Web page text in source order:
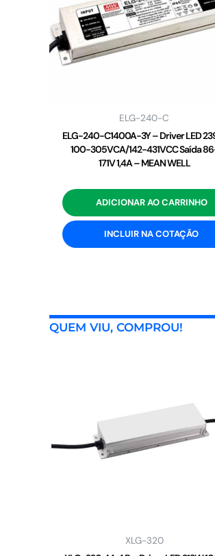
ELG-240-C
ELG-240-C1400A-3Y – Driver LED
100-305VCA/142-431VCC Saída
171V 1,4A – MEAN WELL
ADICIONAR AO CARRINHO
INCLUIR NA COTAÇÃO
QUEM VIU, COMPROU!
XLG-320